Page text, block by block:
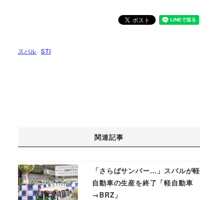
スバル STI
関連記事
「さらばサンバー…」スバルが軽
自動車の生産を終了「軽自動車
→BRZ」